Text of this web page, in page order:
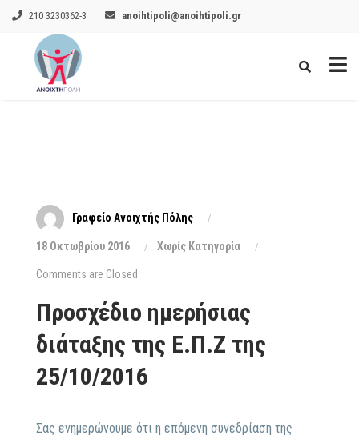
210 3230362-3 anoihtipoli@anoihtipoli.gr
Γραφείο Ανοιχτής Πόλης
18 Οκτωβρίου 2016 Xωρίς Κατηγορία
Comments are Closed
Προσχέδιο ημερήσιας
διάταξης της Ε.Π.Ζ της
25/10/2016
Σας ενημερώνουμε ότι η επόμενη συνεδρίαση της